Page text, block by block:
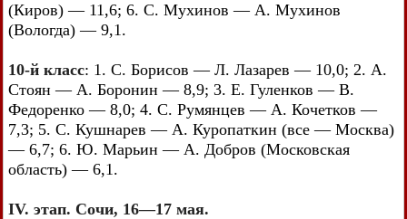
(Киров) — 11,6; 6. С. Мухинов — А. Мухинов
(Вологда) — 9,1.
10-й класс: 1. С. Борисов — Л. Лазарев — 10,0; 2. А.
Стоян — А. Боронин — 8,9; 3. Е. Гуленков — В.
Федоренко — 8,0; 4. С. Румянцев — А. Кочетков —
7,3; 5. С. Кушнарев — А. Куропаткин (все — Москва)
— 6,7; 6. Ю. Марьин — А. Добров (Московская
область) — 6,1.
IV. этап. Сочи, 16—17 мая.